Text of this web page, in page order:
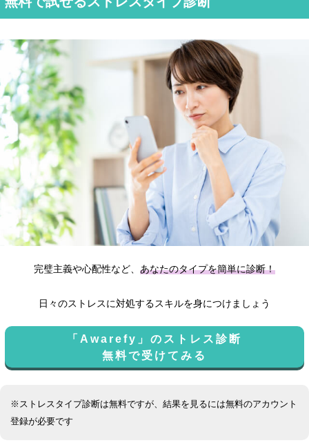
完璧主義や心配性など、 あなたのタイプを簡単に診断！
日々のストレスに対処するスキルを身につけましょう
「Awarefy」のストレス診断
無料で受けてみる
※ストレスタイプ診断は無料ですが、結果を見るには無料のアカウント
登録が必要です